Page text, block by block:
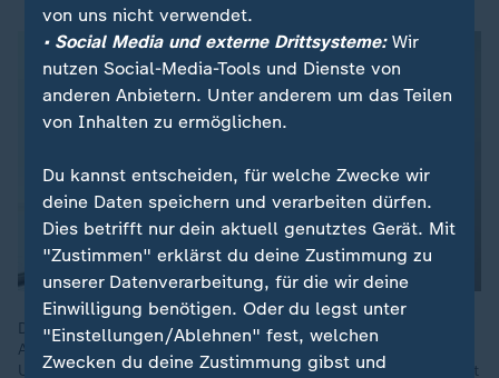
Das Regime in Teheran sei "ein Gewaltregime", sagt
Außenminister Wadephul. Was dort geschehe, "an
Unterdrückung des Volkes, an Misshandlung von Menschen, ist
von uns nicht verwendet.
• Social Media und externe Drittsysteme:Wir
nutzen Social-Media-Tools und Dienste von
anderen Anbietern. Unter anderem um das Teilen
von Inhalten zu ermöglichen.
Du kannst entscheiden, für welche Zwecke wir
deine Daten speichern und verarbeiten dürfen.
Dies betrifft nur dein aktuell genutztes Gerät. Mit
"Zustimmen" erklärst du deine Zustimmung zu
unserer Datenverarbeitung, für die wir deine
Einwilligung benötigen. Oder du legst unter
"Einstellungen/Ablehnen" fest, welchen
Zwecken du deine Zustimmung gibst und